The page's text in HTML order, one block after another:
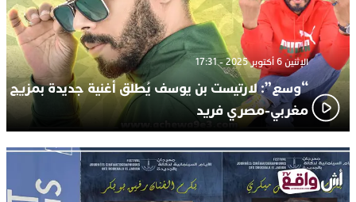
الإثنين 6 أكتوبر 2025 - 17:31
“وسع”: لارتيست بن يوسف يُطلق أغنية جديدة بمزيج
مغربي-مصري فريد